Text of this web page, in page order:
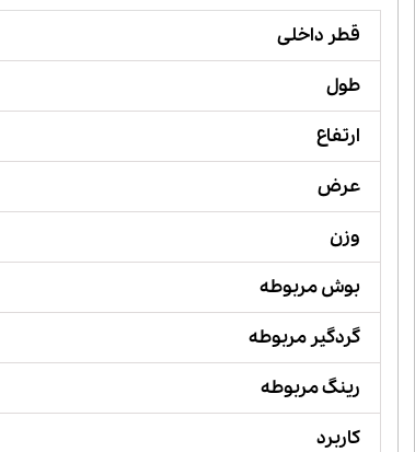
قطر داخلی
طول
ارتفاع
عرض
وزن
بوش مربوطه
گردگیر مربوطه
رینگ مربوطه
کاربرد